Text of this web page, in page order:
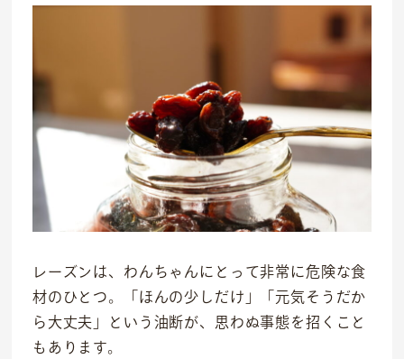
レーズンは、わんちゃんにとって非常に危険な食
材のひとつ。「ほんの少しだけ」「元気そうだか
ら大丈夫」という油断が、思わぬ事態を招くこと
もあります。